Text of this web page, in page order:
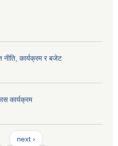
कार्यक्रम र बजेट
कार्यक्रम
next ›